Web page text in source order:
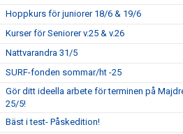
Hoppkurs för juniorer 18/6 & 19/6
Kurser för Seniorer v.25 & v.26
Nattvarandra 31/5
SURF-fonden sommar/ht -25
Gör ditt ideella arbete för terminen på
25/5!
Bäst i test- Påskedition!